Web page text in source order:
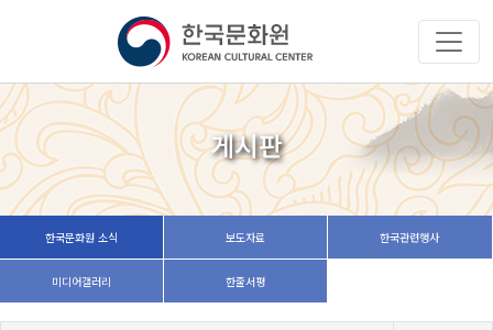
게시판
한국문화원 소식 보도자료 한국관련행사
미디어갤러리 한줄서평